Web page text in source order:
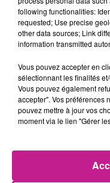
exceptionnel),les
(nettoyage, rangement,
Les horaires de travail
Vous avez un planning
sur 3 (hors fête à fleurs).
planning au mois.
Planning agréable au
emploi.fr/offres/
following functionalities:
requested; Use precise
other data sources; Link
information transmitted
Vous pouvez accepter en
sélectionnant les finalités
Vous pouvez également
accepter". Vos préférences
pouvez mettre à jour vos
moment via le lien "Gérer